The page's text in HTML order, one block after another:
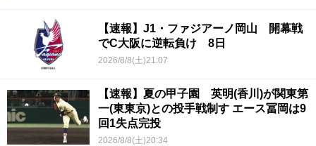
【速報】J1・ファジアーノ岡山 開幕戦
でC大阪に逆転負け 8日
2026/8/8(土)21:07
【速報】夏の甲子園 英明(香川)が関東第
一(東東京)との投手戦制す エース冨岡は9
回1失点完投
2026/8/8(土)20:34